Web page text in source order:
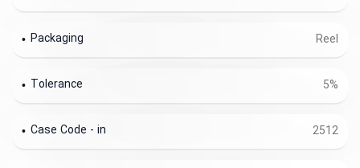
Reel
Packaging
5%
Tolerance
2512
Case Code - in